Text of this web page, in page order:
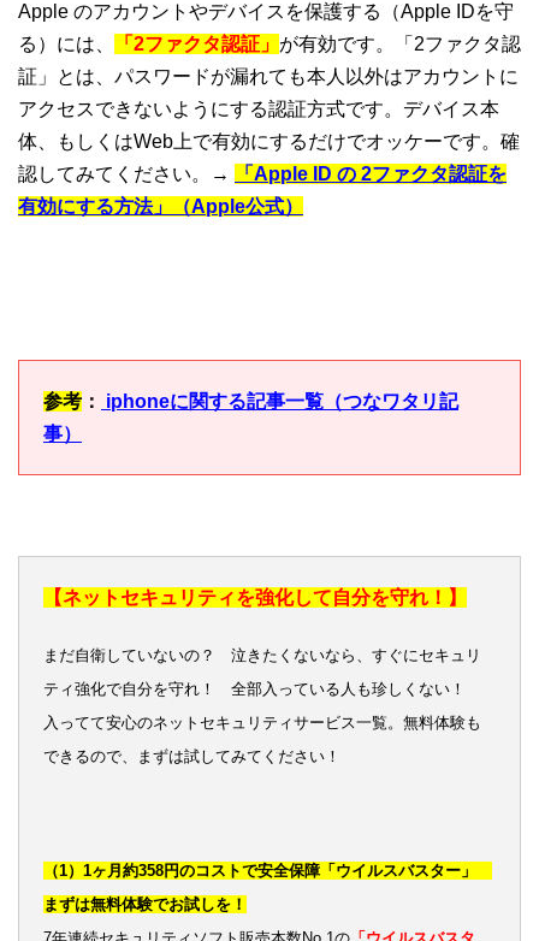
Apple のアカウントやデバイスを保護する（Apple IDを守
る）には、
「2ファクタ認証」 が有効です。「2ファクタ認
証」とは、パスワードが漏れても本人以外はアカウントに
アクセスできないようにする認証方式です。デバイス本
体、もしくはWeb上で有効にするだけでオッケーです。確
認してみてください。→
「Apple ID の 2ファクタ認証を
有効にする方法」（Apple公式）
参考 ：
iphoneに関する記事一覧（つなワタリ記
事）
【ネットセキュリティを強化して自分を守れ！】
まだ自衛していないの？ 泣きたくないなら、すぐにセキュリ
ティ強化で自分を守れ！ 全部入っている人も珍しくない！
入ってて安心のネットセキュリティサービス一覧。無料体験も
できるので、まずは試してみてください！
（1）1ヶ月約358円のコストで安全保障「ウイルスバスター」
まずは無料体験でお試しを！